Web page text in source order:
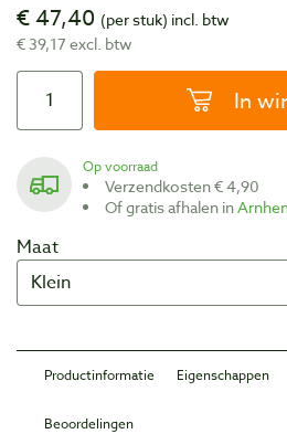
€ 47,40 (per stuk) incl. btw
€ 39,17 excl. btw
In
Op voorraad
Verzendkosten € 4,90
Of gratis afhalen in
Maat
Productinformatie Eigenschappen
Beoordelingen